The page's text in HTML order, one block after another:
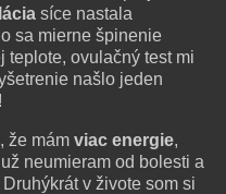
síce nastala
sa mierne špinenie
teplote, ovulačný test mi
našlo jeden
že mám viac energie,
neumieram od bolesti a
v živote som si